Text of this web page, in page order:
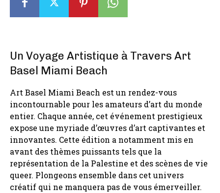
Un Voyage Artistique à Travers Art
Basel Miami Beach
Art Basel Miami Beach est un rendez-vous
incontournable pour les amateurs d’art du monde
entier. Chaque année, cet événement prestigieux
expose une myriade d’œuvres d’art captivantes et
innovantes. Cette édition a notamment mis en
avant des thèmes puissants tels que la
représentation de la Palestine et des scènes de vie
queer. Plongeons ensemble dans cet univers
créatif qui ne manquera pas de vous émerveiller.